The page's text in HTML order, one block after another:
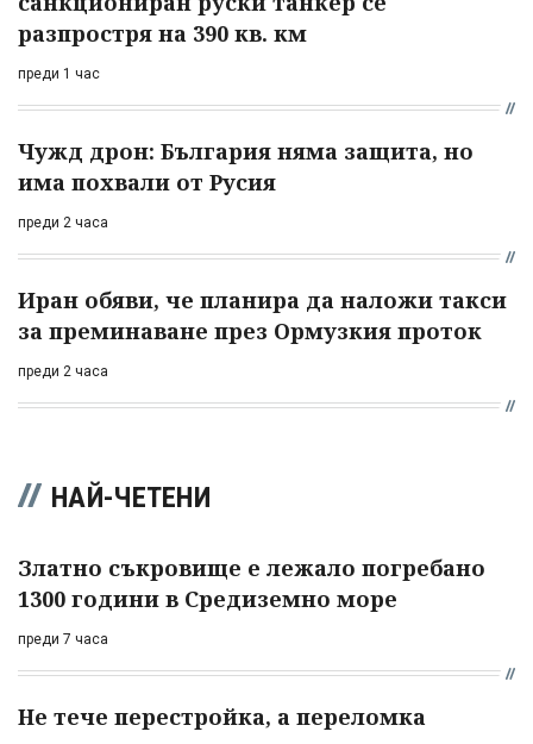
разпростря на 390 кв. км
преди 1 час
Чужд дрон: България няма защита, но
има похвали от Русия
преди 2 часа
Иран обяви, че планира да наложи такси
за преминаване през Ормузкия проток
преди 2 часа
НАЙ-ЧЕТЕНИ
Златно съкровище е лежало погребано
1300 години в Средиземно море
преди 7 часа
Не тече перестройка, а переломка